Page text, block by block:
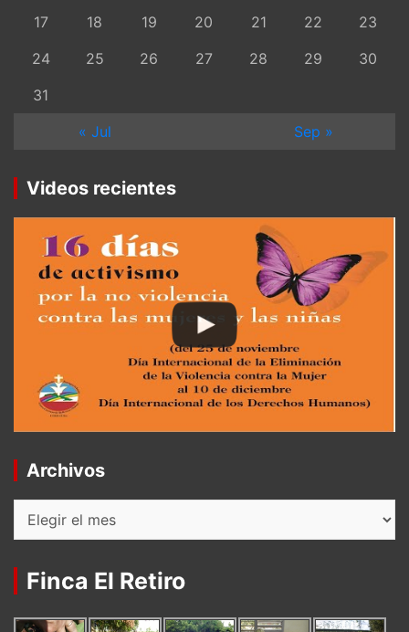
17 18 19 20 21 22
23
24
25 26 27 28 29
30
31
« Jul
Sep »
Videos recientes
Archivos
Archivos
Finca El Retiro